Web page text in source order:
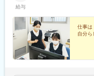
給与
仕事は
自分ら